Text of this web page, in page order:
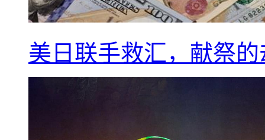
美日联手救汇，献祭